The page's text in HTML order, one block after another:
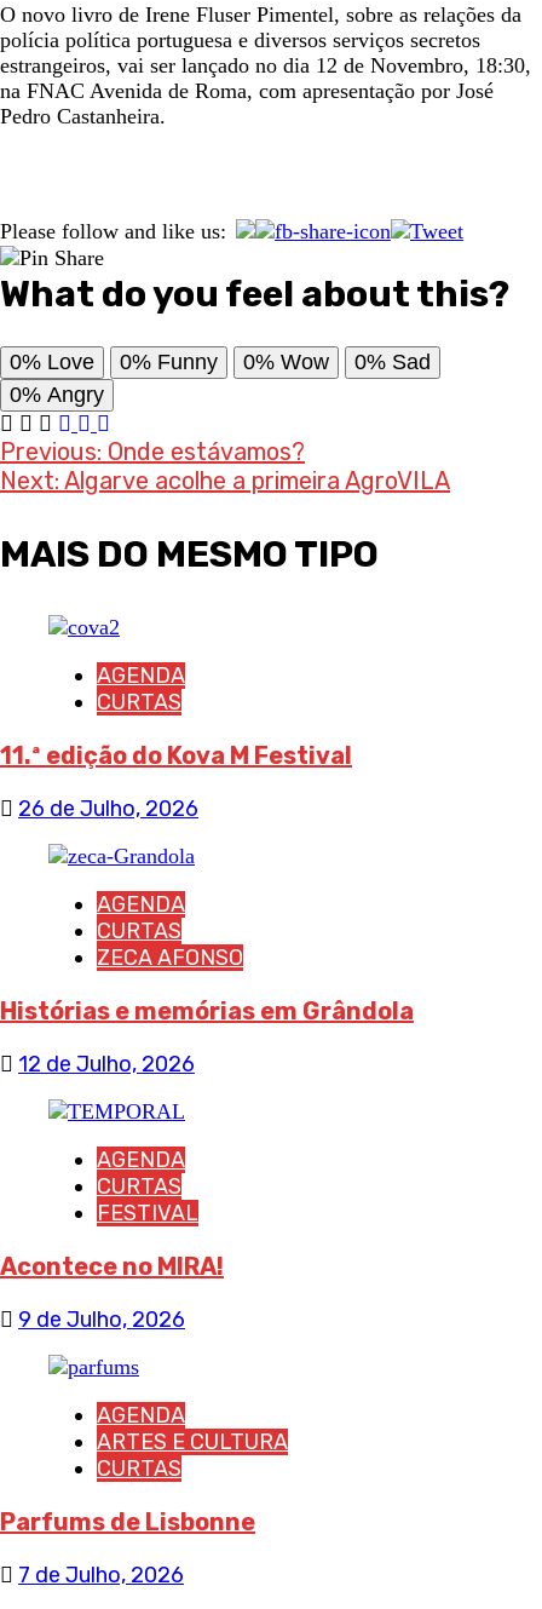
O novo livro de Irene Fluser Pimentel, sobre as relações da
polícia política portuguesa e diversos serviços secretos
estrangeiros, vai ser lançado no dia 12 de Novembro, 18:30,
na FNAC Avenida de Roma, com apresentação por José
Pedro Castanheira.
Please follow and like us:
What do you feel about this?
0% Love 0% Funny 0% Wow 0% Sad
0% Angry
Post
navigation
Previous: Onde estávamos?
Next: Algarve acolhe a primeira AgroVILA
MAIS DO MESMO TIPO
AGENDA
CURTAS
11.ª edição do Kova M Festival
26 de Julho, 2026
AGENDA
CURTAS
ZECA AFONSO
Histórias e memórias em Grândola
12 de Julho, 2026
AGENDA
CURTAS
FESTIVAL
Acontece no MIRA!
9 de Julho, 2026
AGENDA
ARTES E CULTURA
CURTAS
Parfums de Lisbonne
7 de Julho, 2026